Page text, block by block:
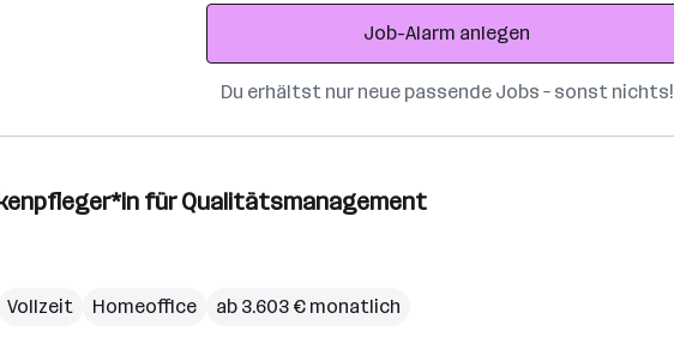
Job-Alarm anlegen
Du erhältst nur neue passende Jobs – sonst nichts!
für Qualitätsmanagement
Vollzeit Homeoffice ab 3.603 € monatlich